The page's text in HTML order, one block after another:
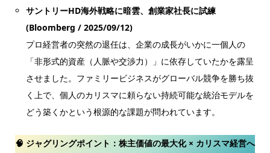
サントリーHD海外戦略に暗雲、創業家社長に試練
(Bloomberg / 2025/09/12)
プロ経営者の突然の退任は、企業の成長がいかに一個人の
「非形式的資産（人脈や交渉力）」に依存していたかを露呈
させました。ファミリービジネスがグローバル競争を勝ち抜
く上で、個人のカリスマに頼らない持続可能な統治モデルを
どう築くかという根源的な課題が問われています。
🧠 ジャグリングポイント： 株主価値の最大化 × カリスマ経営へ